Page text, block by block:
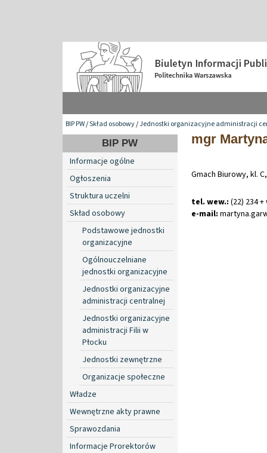
BIP PW/Skład osobowy/Jednostki organizacyjne administracji
BIP PW
Informacje ogólne
Ogłoszenia
Struktura uczelni
Skład osobowy
Podstawowe jednostki
organizacyjne
Ogólnouczelniane
jednostki organizacyjne
Jednostki organizacyjne
administracji centralnej
Jednostki organizacyjne
administracji Filii w
Płocku
Jednostki zewnętrzne
Organizacje społeczne
Władze
Wewnętrzne akty prawne
Sprawozdania
Informacje Prorektorów
mgr
Gmach Biurowy, kl.
tel. wew.: (22) 234
e-mail: martyna.